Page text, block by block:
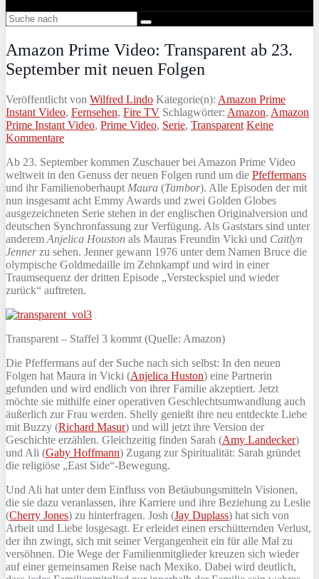
Amazon Prime Video: Transparent ab 23.
September mit neuen Folgen
Veröffentlicht von Wilfred Lindo Kategorie(n): Amazon Prime
Instant Video, Fernsehen, Fire TV Schlagwörter: Amazon, Amazon
Prime Instant Video, Prime Video, Serie, Transparent Keine
Kommentare
Ab 23. September kommen Zuschauer bei Amazon Prime Video
weltweit in den Genuss der neuen Folgen rund um die Pfeffermans
und ihr Familienoberhaupt Maura (Tambor). Alle Episoden der mit
nun insgesamt acht Emmy Awards und zwei Golden Globes
ausgezeichneten Serie stehen in der englischen Originalversion und
deutschen Synchronfassung zur Verfügung. Als Gaststars sind unter
anderem Anjelica Houston als Mauras Freundin Vicki und Caitlyn
Jennerzu sehen. Jenner gewann 1976 unter dem Namen Bruce die
olympische Goldmedaille im Zehnkampf und wird in einer
Traumsequenz der dritten Episode „Versteckspiel und wieder
zurück“ auftreten.
Transparent – Staffel 3 kommt (Quelle: Amazon)
Die Pfeffermans auf der Suche nach sich selbst: In den neuen
Folgen hat Maura in Vicki (Anjelica Huston) eine Partnerin
gefunden und wird endlich von ihrer Familie akzeptiert. Jetzt
möchte sie mithilfe einer operativen Geschlechtsumwandlung auch
äußerlich zur Frau werden. Shelly genießt ihre neu entdeckte Liebe
mit Buzzy (Richard Masur) und will jetzt ihre Version der
Geschichte erzählen. Gleichzeitig finden Sarah (Amy Landecker)
und Ali (Gaby Hoffmann) Zugang zur Spiritualität: Sarah gründet
die religiöse „East Side“-Bewegung.
Und Ali hat unter dem Einfluss von Betäubungsmitteln Visionen,
die sie dazu veranlassen, ihre Karriere und ihre Beziehung zu Leslie
(Cherry Jones) zu hinterfragen. Josh (Jay Duplass) hat sich von
Arbeit und Liebe losgesagt. Er erleidet einen erschütternden Verlust,
der ihn zwingt, sich mit seiner Vergangenheit ein für alle Mal zu
versöhnen. Die Wege der Familienmitglieder kreuzen sich wieder
auf einer gemeinsamen Reise nach Mexiko. Dabei wird deutlich,